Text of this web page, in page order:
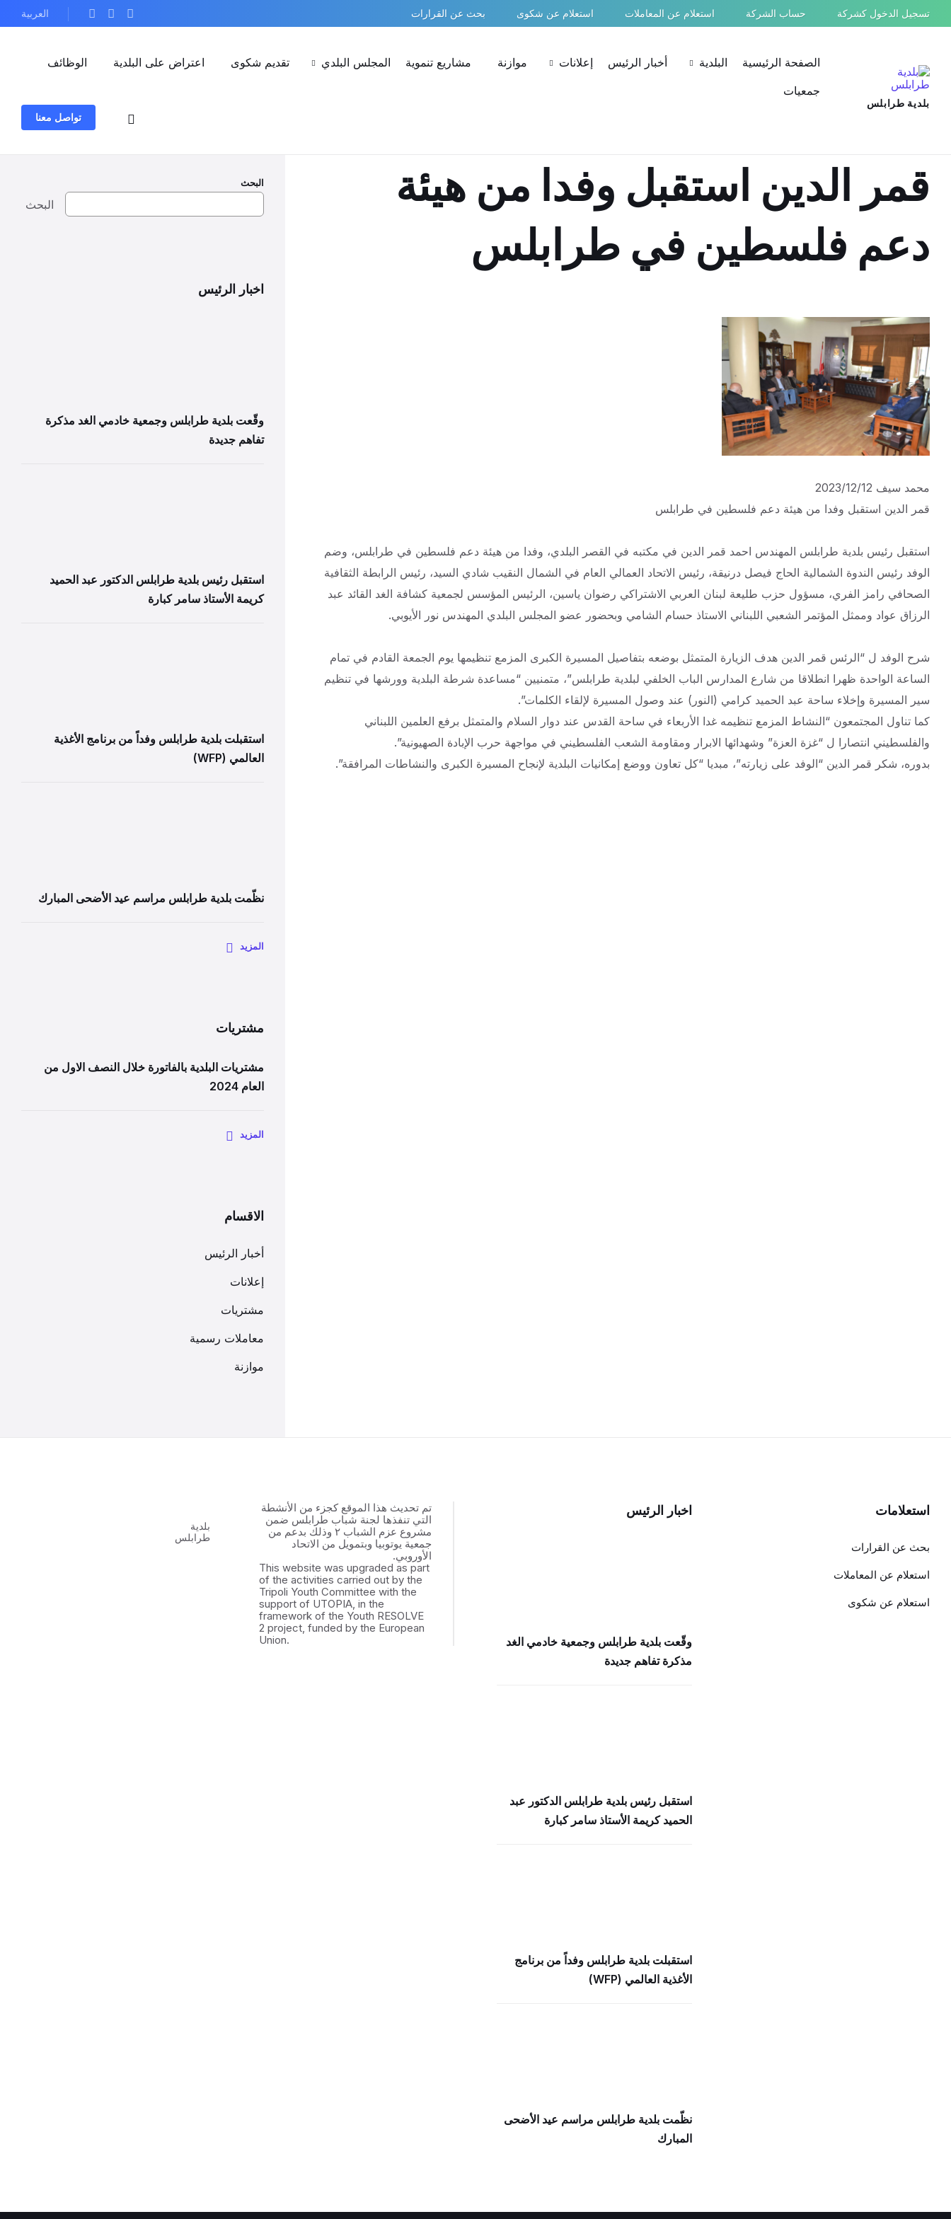
content
main
footer
العربية تسجيل الدخول كشركة حساب الشركة استعلام عن المعاملات استعلام عن شكوى بحث عن القرارات
بلدية طرابلس
الصفحة الرئيسية البلدية أخبار الرئيس إعلانات موازنة مشاريع تنموية المجلس البلدي تقديم شكوى اعتراض على البلدية
الوظائف
جمعيات
تواصل معنا
قمر الدين استقبل وفدا من هيئة
دعم فلسطين في طرابلس
محمد سيف 2023/12/12
قمر الدين استقبل وفدا من هيئة دعم فلسطين في طرابلس
استقبل رئيس بلدية طرابلس المهندس احمد قمر الدين في مكتبه في القصر البلدي، وفدا من هيئة دعم فلسطين في طرابلس، وضم
الوفد رئيس الندوة الشمالية الحاج فيصل درنيقة، رئيس الاتحاد العمالي العام في الشمال النقيب شادي السيد، رئيس الرابطة الثقافية
الصحافي رامز الفري، مسؤول حزب طليعة لبنان العربي الاشتراكي رضوان ياسين، الرئيس المؤسس لجمعية كشافة الغد القائد عبد
الرزاق عواد وممثل المؤتمر الشعبي اللبناني الاستاذ حسام الشامي وبحضور عضو المجلس البلدي المهندس نور الأيوبي.
شرح الوفد ل “الرئس قمر الدين هدف الزيارة المتمثل بوضعه بتفاصيل المسيرة الكبرى المزمع تنظيمها يوم الجمعة القادم في تمام
الساعة الواحدة ظهرا انطلاقا من شارع المدارس الباب الخلفي لبلدية طرابلس”، متمنيين “مساعدة شرطة البلدية وورشها في تنظيم
سير المسيرة وإخلاء ساحة عبد الحميد كرامي (النور) عند وصول المسيرة لإلقاء الكلمات”.
كما تناول المجتمعون “النشاط المزمع تنظيمه غدا الأربعاء في ساحة القدس عند دوار السلام والمتمثل برفع العلمين اللبناني
والفلسطيني انتصارا ل “غزة العزة” وشهدائها الابرار ومقاومة الشعب الفلسطيني في مواجهة حرب الإبادة الصهيونية”.
بدوره، شكر قمر الدين “الوفد على زيارته”، مبديا “كل تعاون ووضع إمكانيات البلدية لإنجاح المسيرة الكبرى والنشاطات المرافقة”.
البحث
البحث
اخبار الرئيس
وقّعت بلدية طرابلس وجمعية خادمي الغد مذكرة
تفاهم جديدة
استقبل رئيس بلدية طرابلس الدكتور عبد الحميد
كريمة الأستاذ سامر كبارة
استقبلت بلدية طرابلس وفداً من برنامج الأغذية
العالمي (WFP)
نظّمت بلدية طرابلس مراسم عيد الأضحى المبارك
المزيد
مشتريات
مشتريات البلدية بالفاتورة خلال النصف الاول من
العام 2024
المزيد
الاقسام
أخبار الرئيس
إعلانات
مشتريات
معاملات رسمية
موازنة
استعلامات
بحث عن القرارات
استعلام عن المعاملات
استعلام عن شكوى
اخبار الرئيس
وقّعت بلدية طرابلس وجمعية خادمي الغد
مذكرة تفاهم جديدة
استقبل رئيس بلدية طرابلس الدكتور عبد
الحميد كريمة الأستاذ سامر كبارة
استقبلت بلدية طرابلس وفداً من برنامج
الأغذية العالمي (WFP)
نظّمت بلدية طرابلس مراسم عيد الأضحى
المبارك
تم تحديث هذا الموقع كجزء من الأنشطة
التي تنفذها لجنة شباب طرابلس ضمن
مشروع عزم الشباب ٢ وذلك بدعم من
جمعية يوتوبيا وبتمويل من الاتحاد
الأوروبي.
This website was upgraded as part
of the activities carried out by the
Tripoli Youth Committee with the
support of UTOPIA, in the
framework of the Youth RESOLVE
2 project, funded by the European
Union.
بلدية
طرابلس